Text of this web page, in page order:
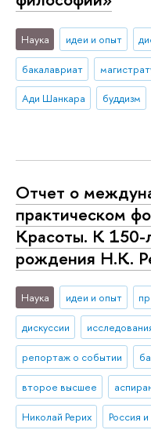
Наука идеи и опыт
бакалавриат
Ади Шанкара буддизм
Отчет о
практическом
Красоты. К 150-
рождения Н.К.
Наука идеи и опыт
дискуссии
репортаж о событии
второе высшее
Николай Рерих Россия